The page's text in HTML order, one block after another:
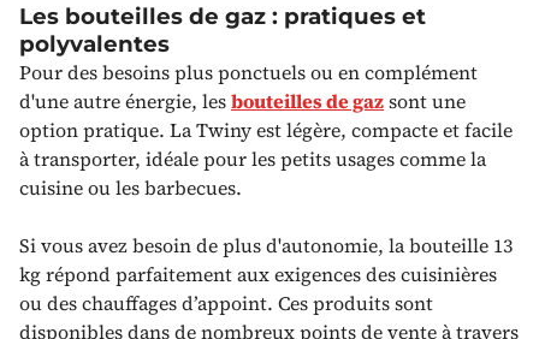
Les bouteilles de gaz : pratiques et
polyvalentes
Pour des besoins plus ponctuels ou en complément
d'une autre énergie, lesbouteilles de gazsont une
option pratique. La Twiny est légère, compacte et facile
à transporter, idéale pour les petits usages comme la
cuisine ou les barbecues.
Si vous avez besoin de plus d'autonomie, la bouteille 13
kg répond parfaitement aux exigences des cuisinières
ou des chauffages d’appoint. Ces produits sont
disponibles dans de nombreux points de vente à travers